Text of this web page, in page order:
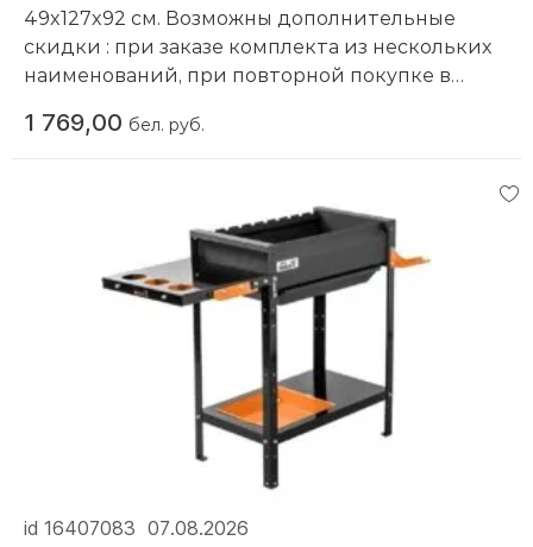
49x127x92 см. Возможны дополнительные
скидки : при заказе комплекта из нескольких
наименований, при повторной покупке в
Компания производитель:
1 769,00 бел. руб.
id 16407083 07.08.2026